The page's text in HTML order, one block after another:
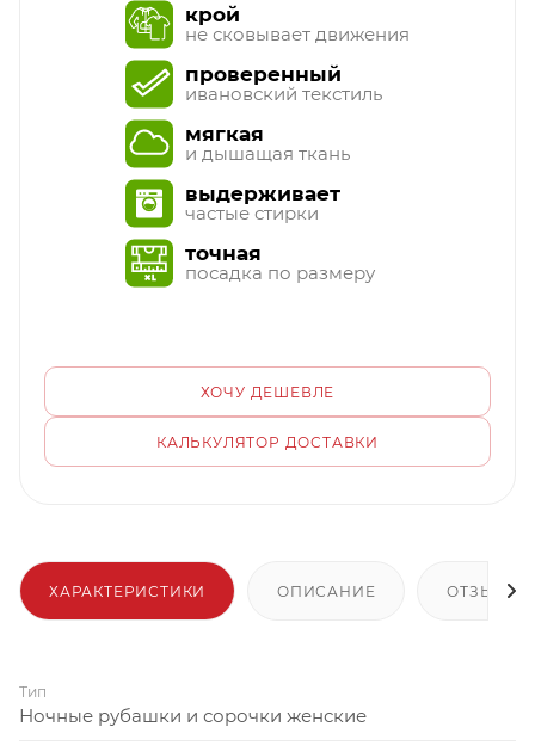
крой
не сковывает движения
проверенный
ивановский текстиль
мягкая
и дышащая ткань
выдерживает
частые стирки
точная
посадка по размеру
ХОЧУ ДЕШЕВЛЕ
КАЛЬКУЛЯТОР ДОСТАВКИ
ХАРАКТЕРИСТИКИ ОПИСАНИЕ ОТЗЫВЫ
Тип
Ночные рубашки и сорочки женские